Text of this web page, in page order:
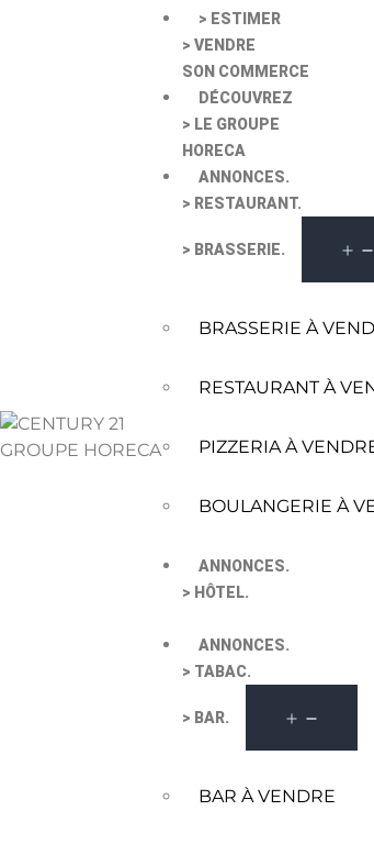
> ESTIMER
> VENDRE
SON COMMERCE
DÉCOUVREZ
> LE GROUPE
HORECA
ANNONCES.
> RESTAURANT.
> BRASSERIE.
BRASSERIE À
RESTAURANT À
PIZZERIA À
BOULANGERIE À
ANNONCES.
> HÔTEL.
ANNONCES.
> TABAC.
> BAR.
BAR À VENDRE